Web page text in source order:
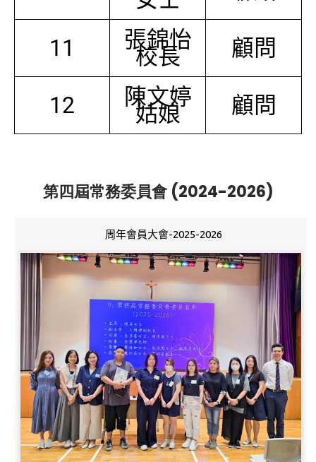
11 張錦怡
校長 顧問
12 陳文婷
姑娘 顧問
第四屆常務委員會 (2024-2026)
周年會員大會-2025-2026